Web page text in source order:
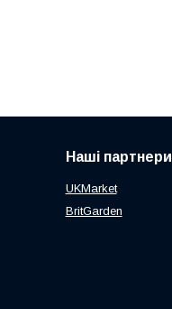
Наші партнери
UKMarket
BritGarden